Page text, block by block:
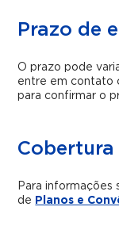
Prazo de
O prazo pode
entre em contato
para confirmar o
Cobertura
Para informações
de Planos e